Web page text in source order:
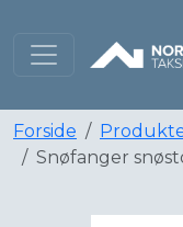
Forside
Snøfanger